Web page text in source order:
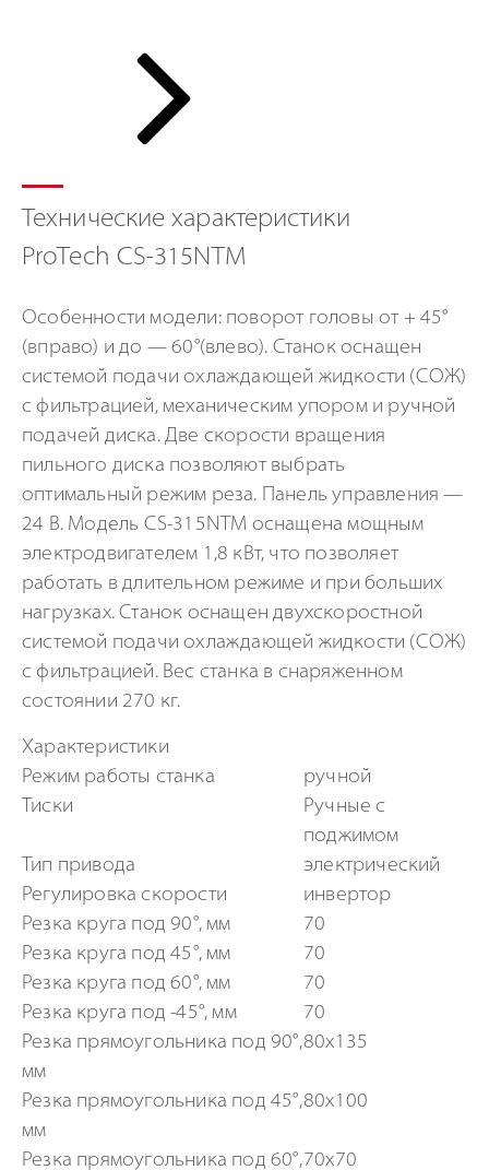
Технические характеристики
ProTech CS-315NTM
Особенности модели: поворот головы от + 45°
(вправо) и до — 60°(влево). Станок оснащен
системой подачи охлаждающей жидкости (СОЖ)
с фильтрацией, механическим упором и ручной
подачей диска. Две скорости вращения
пильного диска позволяют выбрать
оптимальный режим реза. Панель управления —
24 В. Модель CS-315NTM оснащена мощным
электродвигателем 1,8 кВт, что позволяет
работать в длительном режиме и при больших
нагрузках. Станок оснащен двухскоростной
системой подачи охлаждающей жидкости (СОЖ)
с фильтрацией. Вес станка в снаряженном
состоянии 270 кг.
Характеристики
Режим работы станка
ручной
Тиски
Ручные с
поджимом
Тип привода
электрический
Регулировка скорости
инвертор
Резка круга под 90°, мм
70
Резка круга под 45°, мм
70
Резка круга под 60°, мм
70
Резка круга под -45°, мм
70
Резка прямоугольника под 90°,
мм
80х135
Резка прямоугольника под 45°,
мм
80х100
Резка прямоугольника под 60°,70х70